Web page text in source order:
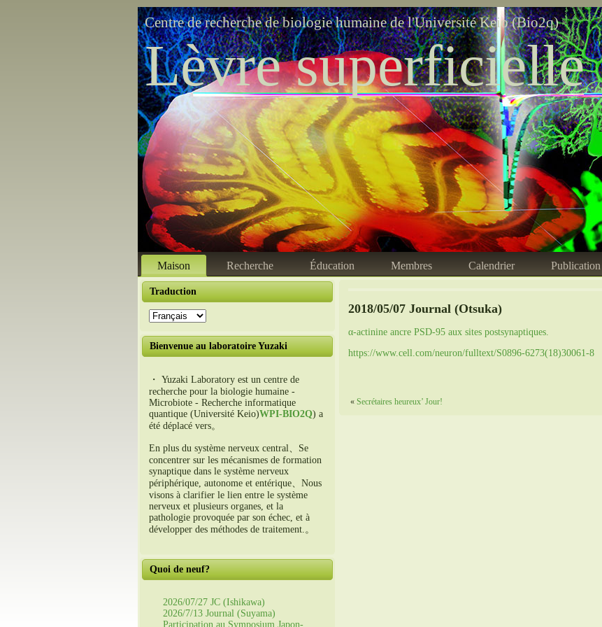
Centre de recherche de biologie humaine de l'Université Keio (Bio2q)
Lèvre superficielle
Maison Recherche Éducation Membres Calendrier Publication
Traduction
Bienvenue au laboratoire Yuzaki
・ Yuzaki Laboratory est un centre de
recherche pour la biologie humaine -
Microbiote - Recherche informatique
quantique (Université Keio)WPI-BIO2Q) a
été déplacé vers。
En plus du système nerveux central、Se
concentrer sur les mécanismes de formation
synaptique dans le système nerveux
périphérique, autonome et entérique、Nous
visons à clarifier le lien entre le système
nerveux et plusieurs organes, et la
pathologie provoquée par son échec, et à
développer des méthodes de traitement.。
Quoi de neuf?
2026/07/27 JC (Ishikawa)
2026/7/13 Journal (Suyama)
Participation au Symposium Japon-
2018/05/07 Journal (Otsuka)
α-actinine ancre PSD-95 aux sites postsynaptiques.
https://www.cell.com/neuron/fulltext/S0896-6273(18)30061-8
« Secrétaires heureux’ Jour!